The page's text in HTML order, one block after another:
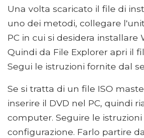
Una volta scaricato il file di
uno dei metodi, collegare
PC in cui si desidera installare
Quindi da File Explorer apri il
Segui le istruzioni fornite dal
Se si tratta di un file ISO
inserire il DVD nel PC, quindi
computer. Seguire le istruzioni
configurazione. Farlo partire